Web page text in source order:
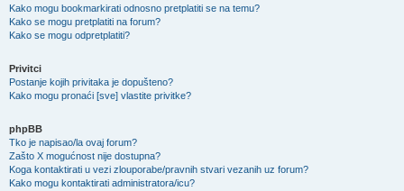
Kako mogu bookmarkirati odnosno pretplatiti se na temu?
Kako se mogu pretplatiti na forum?
Kako se mogu odpretplatiti?
Privitci
Postanje kojih privitaka je dopušteno?
Kako mogu pronaći [sve] vlastite privitke?
phpBB
Tko je napisao/la ovaj forum?
Zašto X mogućnost nije dostupna?
Koga kontaktirati u vezi zlouporabe/pravnih stvari vezanih uz forum?
Kako mogu kontaktirati administratora/icu?